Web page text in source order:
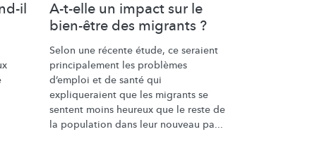
il
A-t-elle un impact sur le
bien-être des migrants ?
Selon une récente étude, ce seraient
principalement les problèmes
d’emploi et de santé qui
expliqueraient que les migrants se
sentent moins heureux que le reste de
la population dans leur nouveau pa...